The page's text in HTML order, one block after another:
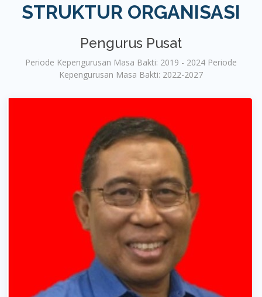
STRUKTUR ORGANISASI
Pengurus Pusat
Periode Kepengurusan Masa Bakti: 2019 - 2024 Periode
Kepengurusan Masa Bakti: 2022-2027